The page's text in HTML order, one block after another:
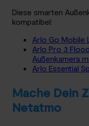
Diese smarten
kompatibel:
Arlo Go Mobile
Arlo Pro 3
Außenkamera
Arlo Essential
Mache Dein
Netatmo